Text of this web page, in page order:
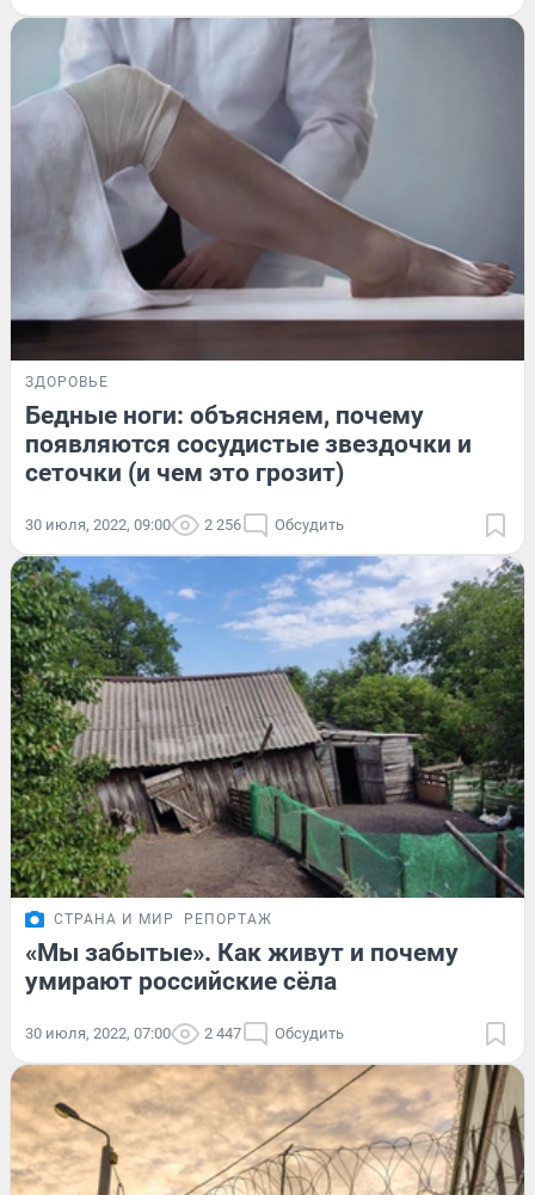
ЗДОРОВЬЕ
Бедные ноги: объясняем, почему
появляются сосудистые звездочки и
сеточки (и чем это грозит)
30 июля, 2022, 09:00 2 256 Обсудить
СТРАНА И МИР РЕПОРТАЖ
«Мы забытые». Как живут и почему
умирают российские сёла
30 июля, 2022, 07:00 2 447 Обсудить